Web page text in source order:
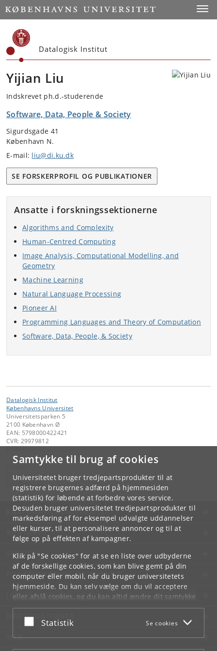
Samtykke til brug af cookies
Universitetet bruger tredjepartsprodukter til at
registrere brugernes adfærd på hjemmesiden
(statistik) for løbende at forbedre vores service.
Desuden bruger universitetet tredjepartsprodukter til
markedsføring af for eksempel udvalgte uddannelser
eller kurser, til at personalisere annoncer og til at
følge op på effekten af kampagner.
Klik på "Se cookies" for at se en liste over udbyderne
af de forskellige cookies, som kan blive gemt på din
computer eller mobil, når du bruger universitetets
hjemmeside. Du kan selv vælge om du vil acceptere
eller afslå cookies, og du kan altid ændre dit samtykke
underCookie- og privatlivspolitiksom du finder i
bunden af hver side.
Acceptér eller afslå
Statistik Se cookies
Start
Datalogisk Institut
Yijian Liu
Indskrevet ph.d.-studerende
Software, Data, People & Society
Sigurdsgade 41
København N.
E-mail: liu@di.ku.dk
SE FORSKERPROFIL OG PUBLIKATIONER
Ansatte i forskningssektionerne
Algorithms and Complexity
Human-Centred Computing
Image Analysis, Computational Modelling, and
Geometry
Machine Learning
Natural Language Processing
Pioneer AI
Programming Languages and Theory of Computation
Software, Data, People, & Society
Datalogisk Institut
Københavns Universitet
Universitetsparken 5
2100 København Ø
EAN: 5798000422421
CVR: 29979812
Datalogisk Institut
KØBENHAVNS UNIVERSITET
KONTAKT
SERVICES
FOR STUDERENDE OG ANSATTE
JOB OG KARRIERE
NØDSITUATIONER
WEB